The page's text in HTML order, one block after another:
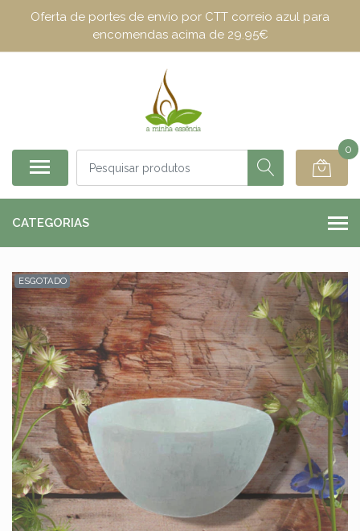
Oferta de portes de envio por CTT correio azul para
encomendas acima de 29.95€
0
CATEGORIAS
ESGOTADO